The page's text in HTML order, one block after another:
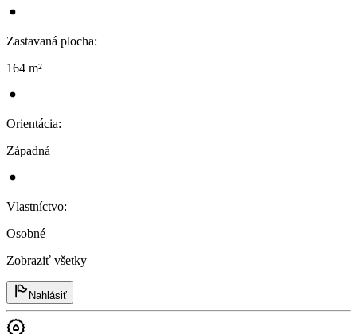
Zastavaná plocha:
164 m²
Orientácia:
Západná
Vlastníctvo:
Osobné
Zobraziť všetky
Nahlásiť